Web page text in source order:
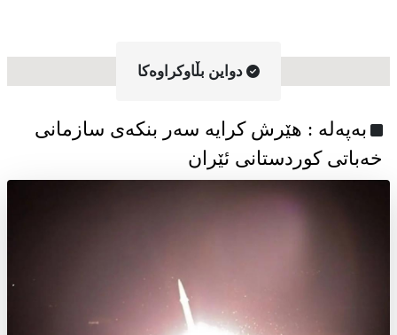
دواین بڵاوکراوه‌کا
به‌په‌له‌ : هێرش کرایە سەر بنکەی سازمانی
خەباتی کوردستانی ئێران